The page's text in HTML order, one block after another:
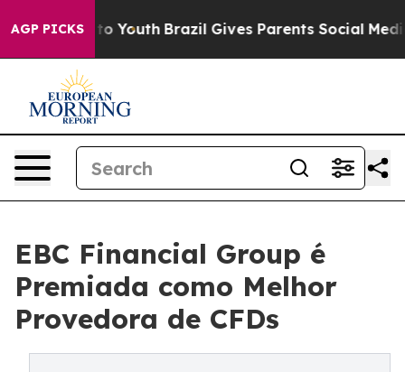
AGP PICKS
to Youth Brazil Gives Parents Social Media
EBC Financial Group é
Premiada como Melhor
Provedora de CFDs